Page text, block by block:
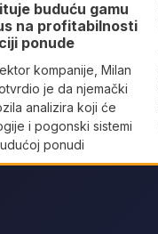
buduću gamu
na profitabilnosti
ponude
kompanije, Milan
je da njemački
analizira koji će
i pogonski sistemi
ponudi